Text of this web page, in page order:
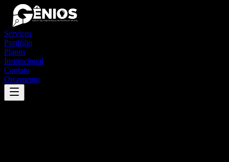
Serviços
Portfólio
Planos
Institucional
Contato
Orçamento